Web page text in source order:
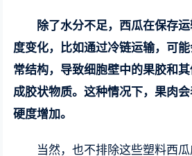
除了水分不足，西瓜在保存
度变化，比如通过冷链运输，可
常结构，导致细胞壁中的果胶和
成胶状物质。这种情况下，果肉
硬度增加。
当然，也不排除这些塑料西